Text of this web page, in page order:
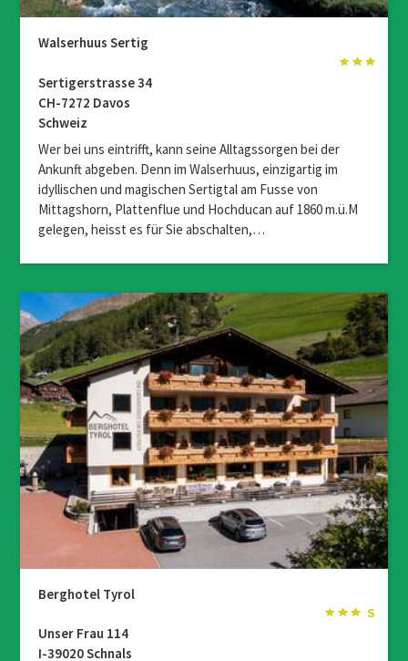
Walserhuus Sertig
Sertigerstrasse 34
CH-7272 Davos
Schweiz
Wer bei uns eintrifft, kann seine Alltagssorgen bei der
Ankunft abgeben. Denn im Walserhuus, einzigartig im
idyllischen und magischen Sertigtal am Fusse von
Mittagshorn, Plattenflue und Hochducan auf 1860 m.ü.M
gelegen, heisst es für Sie abschalten,…
Berghotel Tyrol
Unser Frau 114
I-39020 Schnals